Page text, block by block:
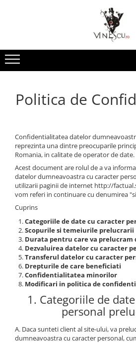
Vinuri Spumante
Sampanie / Champagne
Vinuri Rosii
Vinuri Albe
Vinuri seci
Vinuri demiseci
Vinuri dulci
Vinuri dupa provenienta
Vinuri Rosii
Vinuri Albe
Vinuri pentru cadou
Vinuri de colectie/vechi
Cognac/Coniac/Armagnac/Vinarsuri
Vinarsuri
Cognac/Coniac/Armagnac
Ciocolata
Condimente
Cafea
Cutii cadou vinuri
Politica de
Confidentialitatea datelor
reprezinta una dintre preocuparile
Romania, in calitate de operator de date.
Acest document are rolul de a va
datelor dumneavoastra cu caracter
utilizarii paginii de internet http://
vom referi in continuare cu denumirea
Cuprins
Categoriile de date cu caracter
Scopurile si temeiurile prelucrarii
Durata pentru care va prelucram
Dezvaluirea datelor cu caracter
Transferul datelor cu caracter
Drepturile de care beneficiati
Confidentialitatea minorilor
Modificari in politica de
1. Categoriile de
personal
A. Daca sunteti client al site-ului, va
dumneavoastra cu caracter personal,